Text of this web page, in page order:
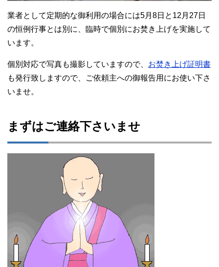
業者として定期的な御利用の場合には5月8日と12月27日
の恒例行事とは別に、臨時で個別にお焚き上げを実施して
います。
個別対応で写真も撮影していますので、 お焚き上げ証明書
も発行致しますので、ご依頼主への御報告用にお使い下さ
いませ。
まずはご連絡下さいませ